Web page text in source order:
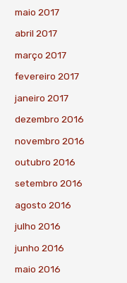
maio 2017
abril 2017
março 2017
fevereiro 2017
janeiro 2017
dezembro 2016
novembro 2016
outubro 2016
setembro 2016
agosto 2016
julho 2016
junho 2016
maio 2016